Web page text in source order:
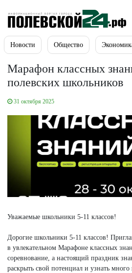
Новости Общество
Марафон классных
полевских школьников
31 октября 2025
Уважаемые школьники 5-11 классов!
Дорогие школьники 5-11 классов!
в увлекательном Марафоне классных
соревнование, а настоящий праздник
раскрыть свой потенциал и узнать много